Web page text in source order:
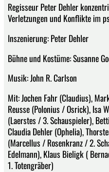
Regisseur Peter Dehler
Verletzungen und Konflikte im
Inszenierung: Peter Dehler
Bühne und Kostüme: Susanne
Musik: John R. Carlson
Mit: Jochen Fahr (Claudius),
Reusse (Polonius / Osrick), Isa
(Laerstes / 3. Schauspieler),
Claudia Dehler (Ophelia),
(Marcellus / Rosenkranz / 2.
Edelmann), Klaus Bieligk (
1. Totengräber)